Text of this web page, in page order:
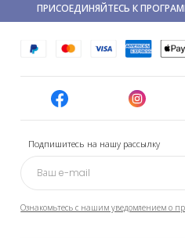
Подпишитесь на нашу рассылку
Ознакомьтесь с нашим уведомлением о
ПРИСОЕДИНЯЙТЕСЬ К